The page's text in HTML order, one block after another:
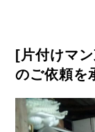
[片付けマ
のご依頼を